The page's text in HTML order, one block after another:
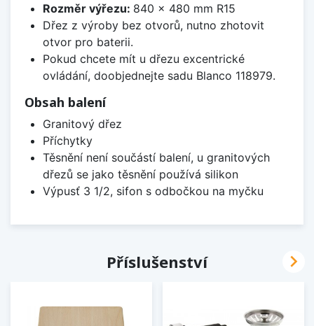
Rozměr výřezu: 840 x 480 mm R15
Dřez z výroby bez otvorů, nutno zhotovit
otvor pro baterii.
Pokud chcete mít u dřezu excentrické
ovládání, doobjednejte sadu Blanco 118979.
Obsah balení
Granitový dřez
Příchytky
Těsnění není součástí balení, u granitových
dřezů se jako těsnění používá silikon
Výpusť 3 1/2, sifon s odbočkou na myčku
Příslušenství 